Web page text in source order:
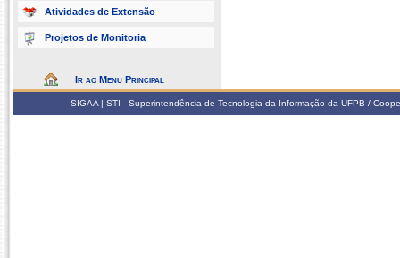
Atividades de Extensão
Projetos de Monitoria
Ir ao Menu Principal
SIGAA | STI - Superintendência de Tecnologia da Informação da UFPB /